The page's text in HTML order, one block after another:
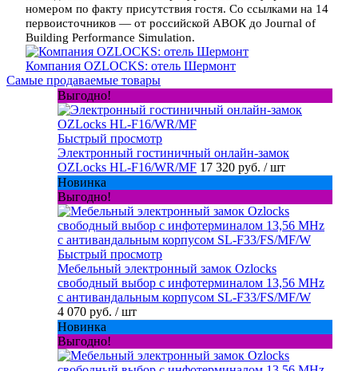
номером по факту присутствия гостя. Со ссылками на 14
первоисточников — от российской АВОК до Journal of
Building Performance Simulation.
Компания OZLOCKS: отель Шермонт
Самые продаваемые товары
Выгодно!
Быстрый просмотр
Электронный гостиничный онлайн-замок
OZLocks HL-F16/WR/MF 17 320 руб. / шт
Новинка
Выгодно!
Быстрый просмотр
Мебельный электронный замок Ozlocks
свободный выбор с инфотерминалом 13,56 MHz
с антивандальным корпусом SL-F33/FS/MF/W
4 070 руб. / шт
Новинка
Выгодно!